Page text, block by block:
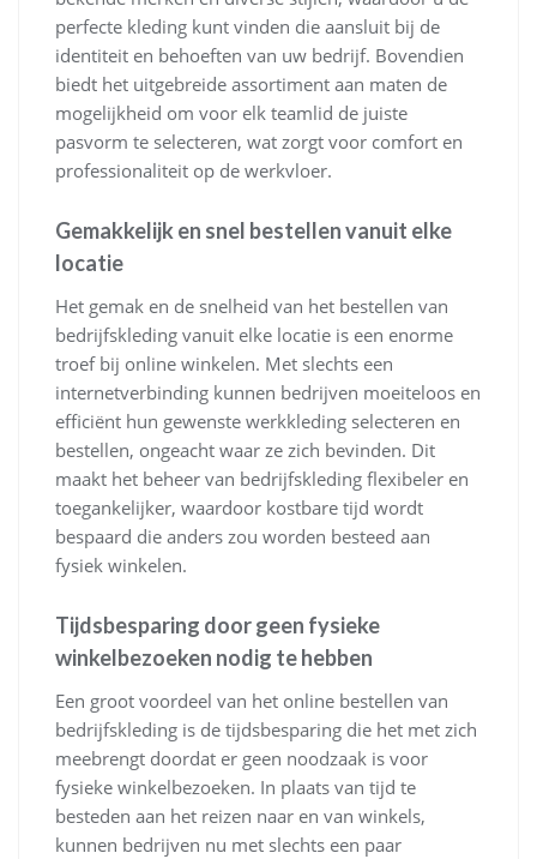
perfecte kleding kunt vinden die aansluit bij de
identiteit en behoeften van uw bedrijf. Bovendien
biedt het uitgebreide assortiment aan maten de
mogelijkheid om voor elk teamlid de juiste
pasvorm te selecteren, wat zorgt voor comfort en
professionaliteit op de werkvloer.
Gemakkelijk en snel bestellen vanuit elke
locatie
Het gemak en de snelheid van het bestellen van
bedrijfskleding vanuit elke locatie is een enorme
troef bij online winkelen. Met slechts een
internetverbinding kunnen bedrijven moeiteloos en
efficiënt hun gewenste werkkleding selecteren en
bestellen, ongeacht waar ze zich bevinden. Dit
maakt het beheer van bedrijfskleding flexibeler en
toegankelijker, waardoor kostbare tijd wordt
bespaard die anders zou worden besteed aan
fysiek winkelen.
Tijdsbesparing door geen fysieke
winkelbezoeken nodig te hebben
Een groot voordeel van het online bestellen van
bedrijfskleding is de tijdsbesparing die het met zich
meebrengt doordat er geen noodzaak is voor
fysieke winkelbezoeken. In plaats van tijd te
besteden aan het reizen naar en van winkels,
kunnen bedrijven nu met slechts een paar